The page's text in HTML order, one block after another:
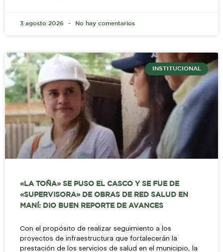
3 agosto 2026 No hay comentarios
INSTITUCIONAL
«LA TOÑA» SE PUSO EL CASCO Y SE FUE DE
«SUPERVISORA» DE OBRAS DE RED SALUD EN
MANÍ: DIO BUEN REPORTE DE AVANCES
Con el propósito de realizar seguimiento a los
proyectos de infraestructura que fortalecerán la
prestación de los servicios de salud en el municipio, la